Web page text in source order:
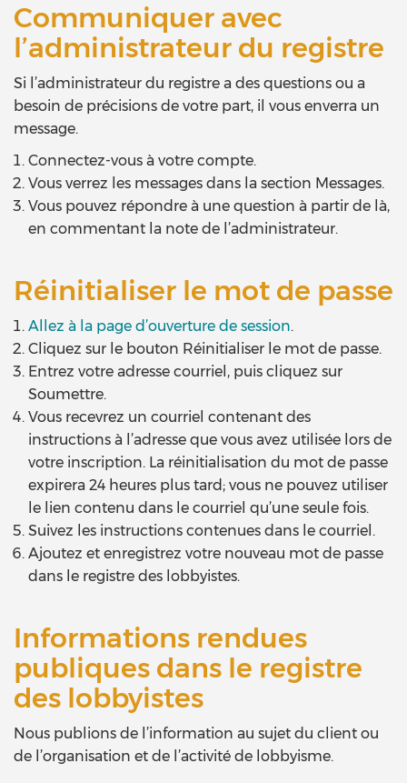
Communiquer avec
l’administrateur du registre
Si l’administrateur du registre a des questions ou a
besoin de précisions de votre part, il vous enverra un
message.
Connectez-vous à votre compte.
Vous verrez les messages dans la section Messages.
Vous pouvez répondre à une question à partir de là,
en commentant la note de l’administrateur.
Réinitialiser le mot de passe
Allez à la page d’ouverture de session.
Cliquez sur le bouton Réinitialiser le mot de passe.
Entrez votre adresse courriel, puis cliquez sur
Soumettre.
Vous recevrez un courriel contenant des
instructions à l’adresse que vous avez utilisée lors de
votre inscription. La réinitialisation du mot de passe
expirera 24 heures plus tard; vous ne pouvez utiliser
le lien contenu dans le courriel qu’une seule fois.
Suivez les instructions contenues dans le courriel.
Ajoutez et enregistrez votre nouveau mot de passe
dans le registre des lobbyistes.
Informations rendues
publiques dans le registre
des lobbyistes
Nous publions de l’information au sujet du client ou
de l’organisation et de l’activité de lobbyisme.